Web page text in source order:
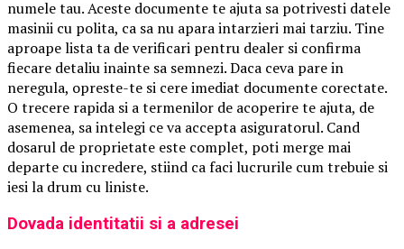
numele tau. Aceste documente te ajuta sa potrivesti datele
masinii cu polita, ca sa nu apara intarzieri mai tarziu. Tine
aproape lista ta de verificari pentru dealer si confirma
fiecare detaliu inainte sa semnezi. Daca ceva pare in
neregula, opreste-te si cere imediat documente corectate.
O trecere rapida si a termenilor de acoperire te ajuta, de
asemenea, sa intelegi ce va accepta asiguratorul. Cand
dosarul de proprietate este complet, poti merge mai
departe cu incredere, stiind ca faci lucrurile cum trebuie si
iesi la drum cu liniste.
Dovada identitatii si a adresei